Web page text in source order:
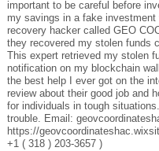
important to be careful before
my savings in a fake
recovery hacker called GEO
they recovered my stolen funds
This expert retrieved my stolen
notification on my blockchain
the best help I ever got on the
review about their good job and
for individuals in tough
trouble. Email:
https://
+1 ( 318 ) 203-3657 )